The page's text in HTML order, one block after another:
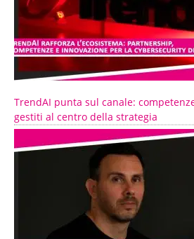
TrendAI punta sul canale:
gestiti al centro della strategia